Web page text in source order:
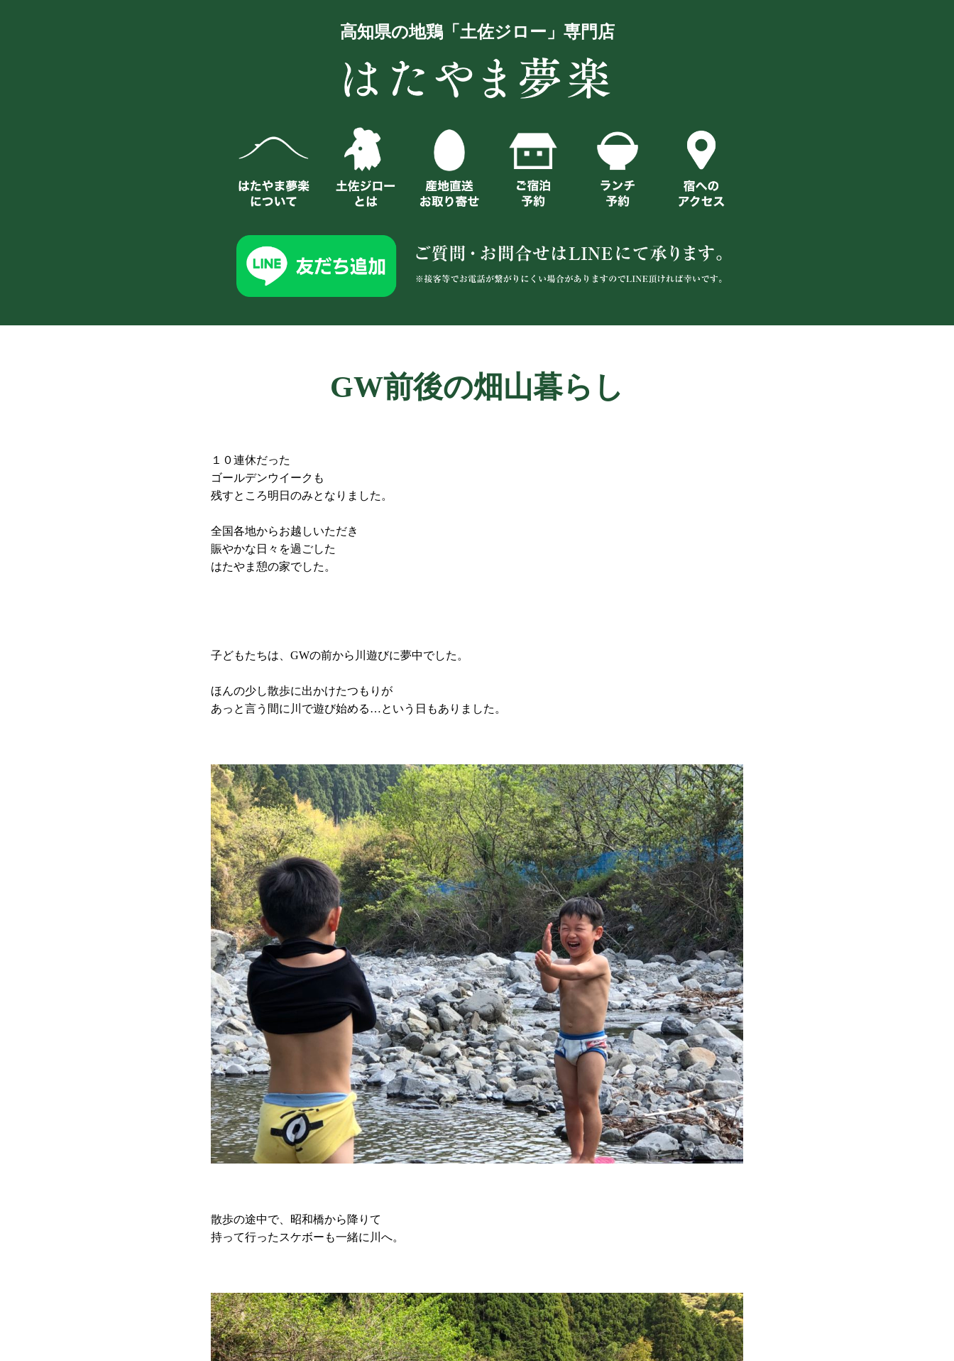
高知県の地鶏「土佐ジロー」専門店
GW前後の畑山暮らし
１０連休だった
ゴールデンウイークも
残すところ明日のみとなりました。
全国各地からお越しいただき
賑やかな日々を過ごした
はたやま憩の家でした。
子どもたちは、GWの前から川遊びに夢中でした。
ほんの少し散歩に出かけたつもりが
あっと言う間に川で遊び始める…という日もありました。
散歩の途中で、昭和橋から降りて
持って行ったスケボーも一緒に川へ。